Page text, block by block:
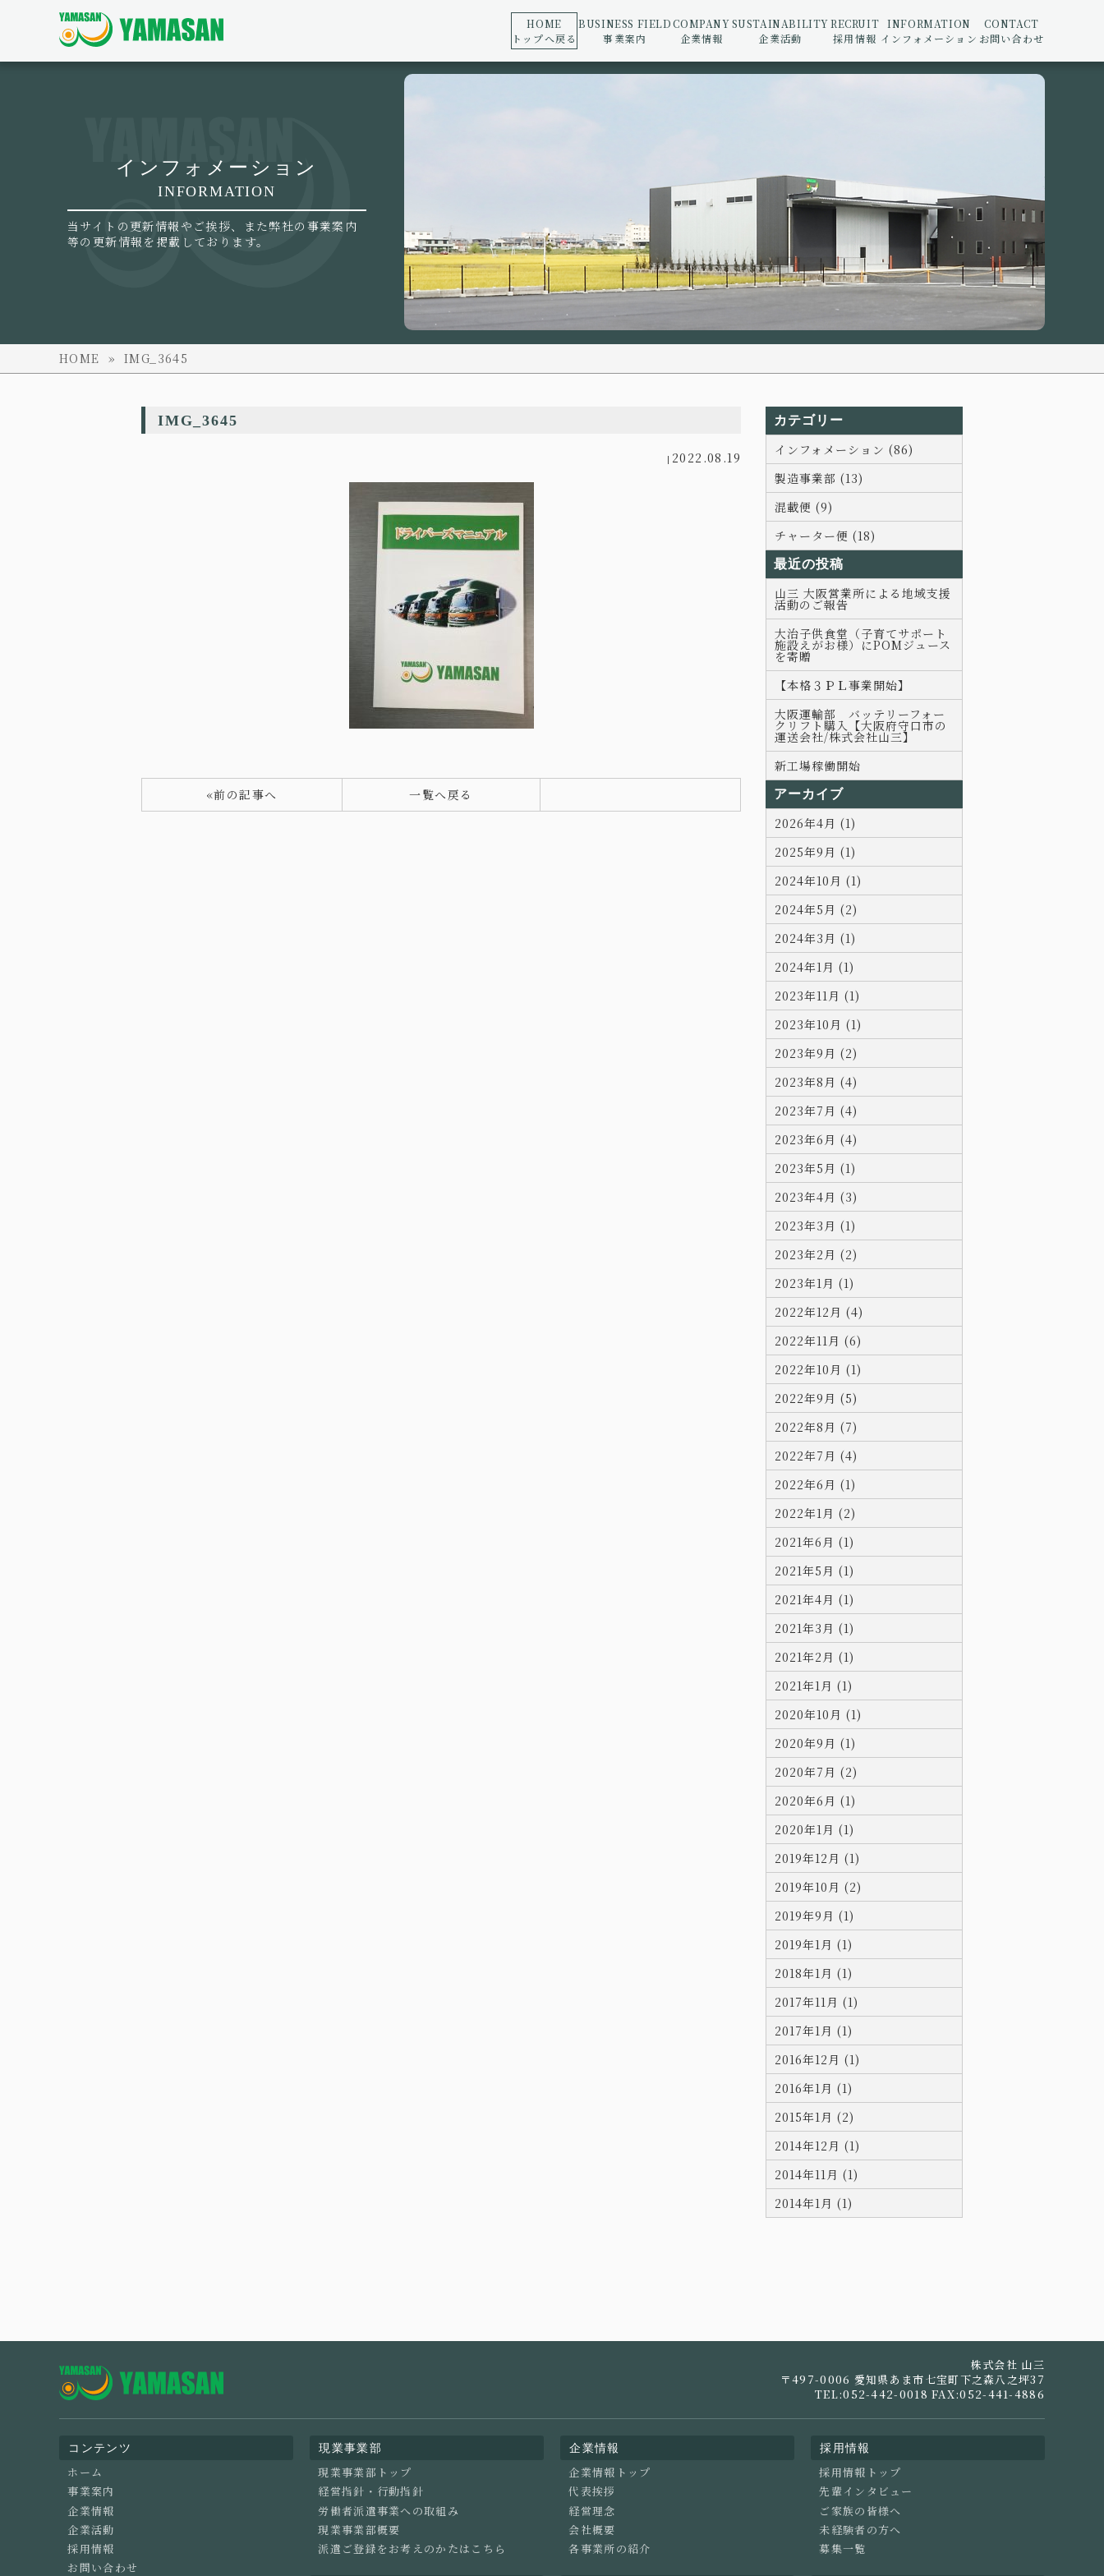
HOME
トップへ戻る
BUSINESS FIELD
事業案内
COMPANY
企業情報
SUSTAINABILITY
企業活動
RECRUIT
採用情報
INFORMATION
インフォメーション
CONTACT
お問い合わせ
インフォメーション
INFORMATION
当サイトの更新情報やご挨拶、また弊社の事業案内
等の更新情報を掲載しております。
HOME IMG_3645
IMG_3645
| 2022.08.19
«前の記事へ 一覧へ戻る
カテゴリー
インフォメーション (86)
製造事業部 (13)
混載便 (9)
チャーター便 (18)
最近の投稿
山三 大阪営業所による地域支援
活動のご報告
大治子供食堂（子育てサポート
施設えがお様）にPOMジュース
を寄贈
【本格３ＰＬ事業開始】
大阪運輸部 バッテリーフォー
クリフト購入【大阪府守口市の
運送会社/株式会社山三】
新工場稼働開始
アーカイブ
2026年4月 (1)
2025年9月 (1)
2024年10月 (1)
2024年5月 (2)
2024年3月 (1)
2024年1月 (1)
2023年11月 (1)
2023年10月 (1)
2023年9月 (2)
2023年8月 (4)
2023年7月 (4)
2023年6月 (4)
2023年5月 (1)
2023年4月 (3)
2023年3月 (1)
2023年2月 (2)
2023年1月 (1)
2022年12月 (4)
2022年11月 (6)
2022年10月 (1)
2022年9月 (5)
2022年8月 (7)
2022年7月 (4)
2022年6月 (1)
2022年1月 (2)
2021年6月 (1)
2021年5月 (1)
2021年4月 (1)
2021年3月 (1)
2021年2月 (1)
2021年1月 (1)
2020年10月 (1)
2020年9月 (1)
2020年7月 (2)
2020年6月 (1)
2020年1月 (1)
2019年12月 (1)
2019年10月 (2)
2019年9月 (1)
2019年1月 (1)
2018年1月 (1)
2017年11月 (1)
2017年1月 (1)
2016年12月 (1)
2016年1月 (1)
2015年1月 (2)
2014年12月 (1)
2014年11月 (1)
2014年1月 (1)
株式会社 山三
〒497-0006 愛知県あま市七宝町下之森八之坪37
TEL:052-442-0018 FAX:052-441-4886
コンテンツ
ホーム
事業案内
企業情報
企業活動
採用情報
お問い合わせ
現業事業部
現業事業部トップ
経営指針・行動指針
労働者派遣事業への取組み
現業事業部概要
派遣ご登録をお考えのかたはこちら
企業情報
企業情報トップ
代表挨拶
経営理念
会社概要
各事業所の紹介
採用情報
採用情報トップ
先輩インタビュー
ご家族の皆様へ
未経験者の方へ
募集一覧